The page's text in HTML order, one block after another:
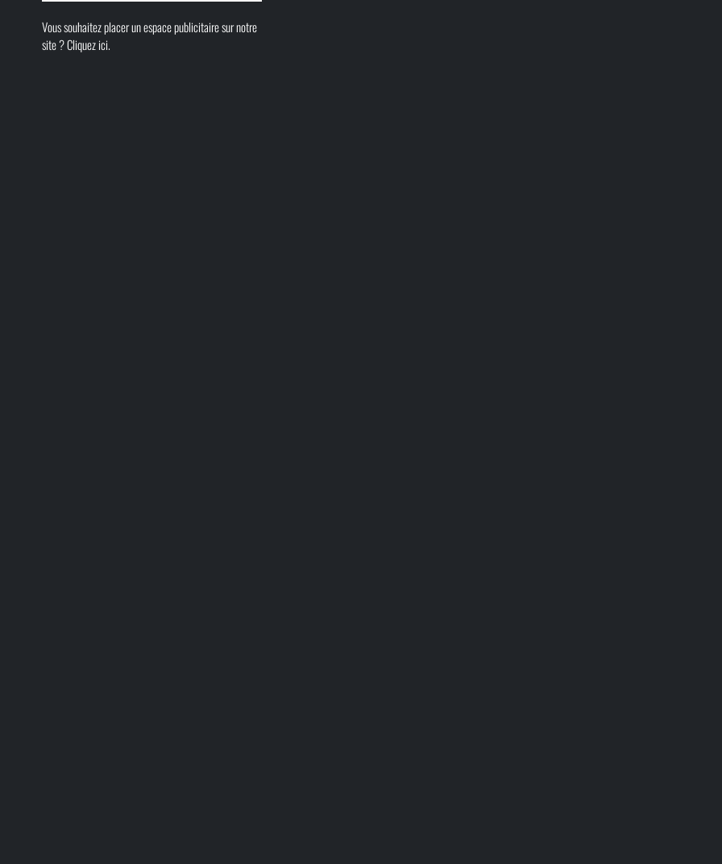
Vous souhaitez placer un espace publicitaire sur notre
site ? Cliquez ici.